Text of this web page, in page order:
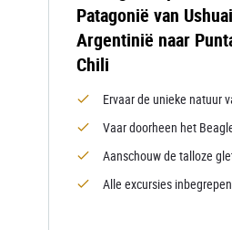
Patagonië van
Argentinië naar
Chili
Ervaar de unieke natuur
Vaar doorheen het
Aanschouw de talloze
Alle excursies inbegrepen